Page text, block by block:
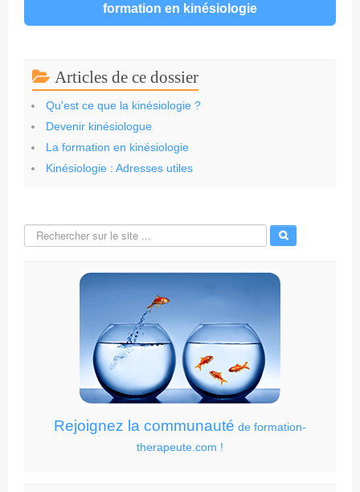
formation en kinésiologie
Articles de ce dossier
Qu'est ce que la kinésiologie ?
Devenir kinésiologue
La formation en kinésiologie
Kinésiologie : Adresses utiles
Rejoignez la communauté de formation-
therapeute.com !